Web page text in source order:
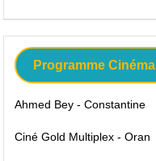
Programme Cinéma
Ahmed Bey - Constantine
Ciné Gold Multiplex - Oran